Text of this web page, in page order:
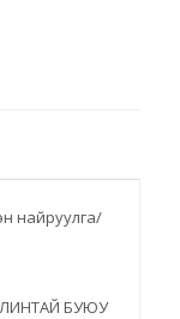
найруулга/
БУЮУ